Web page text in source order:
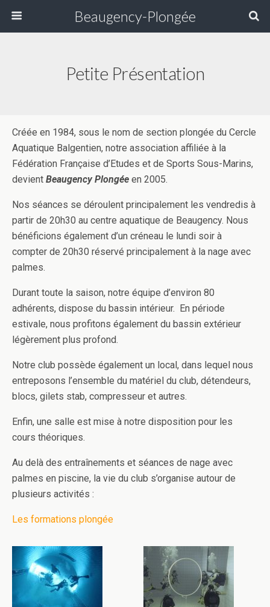
Beaugency-Plongée
Petite Présentation
Créée en 1984, sous le nom de section plongée du Cercle
Aquatique Balgentien, notre association affiliée à la
Fédération Française d’Etudes et de Sports Sous-Marins,
devient Beaugency Plongée en 2005.
Nos séances se déroulent principalement les vendredis à
partir de 20h30 au centre aquatique de Beaugency. Nous
bénéficions également d’un créneau le lundi soir à
compter de 20h30 réservé principalement à la nage avec
palmes.
Durant toute la saison, notre équipe d’environ 80
adhérents, dispose du bassin intérieur. En période
estivale, nous profitons également du bassin extérieur
légèrement plus profond.
Notre club possède également un local, dans lequel nous
entreposons l’ensemble du matériel du club, détendeurs,
blocs, gilets stab, compresseur et autres.
Enfin, une salle est mise à notre disposition pour les
cours théoriques.
Au delà des entraînements et séances de nage avec
palmes en piscine, la vie du club s’organise autour de
plusieurs activités :
Les formations plongée